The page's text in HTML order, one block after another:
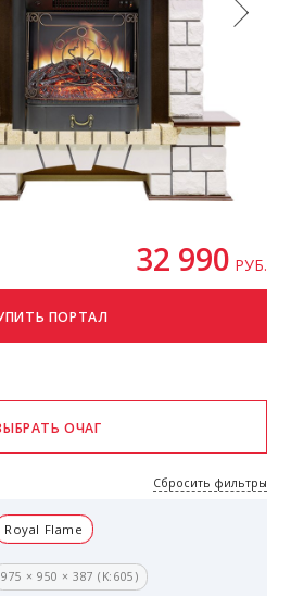
32 990 РУБ.
Royal Flame
975 × 950 × 387 (K:605)
Сбросить фильтры